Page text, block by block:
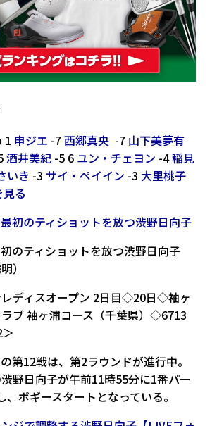
1 申ジエ -7西郷真央 -7 山下美夢有
酒井美紀 -5 6 ユン・チェヨン -4稲見
いき -3 サイ・ペイイン -3 大里桃子
る
のティショットを放つ渋野日向子
）
ディスオープン 2日目◇20日◇袖ヶ
ブ 袖ヶ浦コース（千葉県）◇6713
第12戦は、第2ラウンドが進行中。
野日向子が午前11時55分に1番パー
、ボギースタートとなっている。